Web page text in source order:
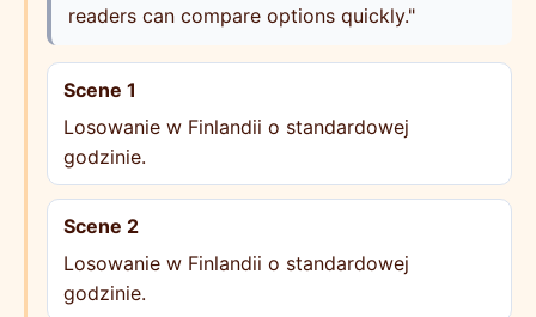
readers can compare options quickly."
Scene 1
Losowanie w Finlandii o standardowej
godzinie.
Scene 2
Losowanie w Finlandii o standardowej
godzinie.